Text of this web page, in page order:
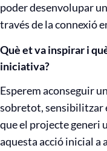
poder desenvolupar
través de la connexió
Què et va inspirar i
iniciativa?
Esperem aconseguir
sobretot, sensibilitzar
que el projecte generi
aquesta acció inicial a